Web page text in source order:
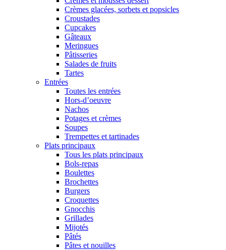
Crèmes glacées, sorbets et popsicles
Croustades
Cupcakes
Gâteaux
Meringues
Pâtisseries
Salades de fruits
Tartes
Entrées
Toutes les entrées
Hors-d’oeuvre
Nachos
Potages et crèmes
Soupes
Trempettes et tartinades
Plats principaux
Tous les plats principaux
Bols-repas
Boulettes
Brochettes
Burgers
Croquettes
Gnocchis
Grillades
Mijotés
Pâtés
Pâtes et nouilles